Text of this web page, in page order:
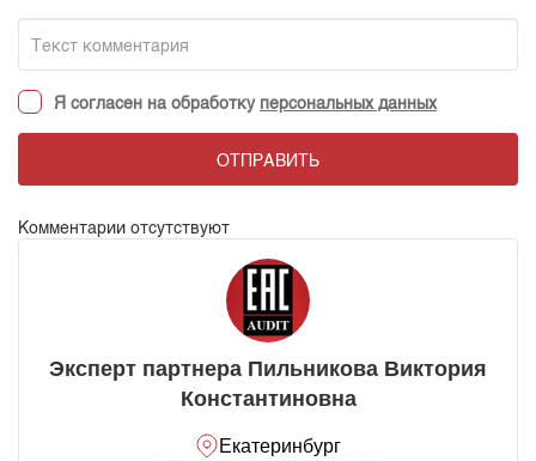
Я согласен на обработку персональных данных
ОТПРАВИТЬ
Комментарии отсутствуют
Эксперт партнера Пильникова Виктория
Константиновна
Екатеринбург